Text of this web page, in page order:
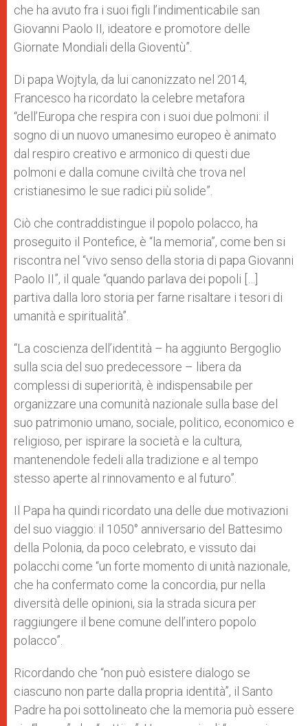
che ha avuto fra i suoi figli l’indimenticabile san
Giovanni Paolo II, ideatore e promotore delle
Giornate Mondiali della Gioventù”.
Di papa Wojtyla, da lui canonizzato nel 2014,
Francesco ha ricordato la celebre metafora
“dell’Europa che respira con i suoi due polmoni: il
sogno di un nuovo umanesimo europeo è animato
dal respiro creativo e armonico di questi due
polmoni e dalla comune civiltà che trova nel
cristianesimo le sue radici più solide”.
Ciò che contraddistingue il popolo polacco, ha
proseguito il Pontefice, è “la memoria”, come ben si
riscontra nel “vivo senso della storia di papa Giovanni
Paolo II”, il quale “quando parlava dei popoli […]
partiva dalla loro storia per farne risaltare i tesori di
umanità e spiritualità”.
“La coscienza dell’identità – ha aggiunto Bergoglio
sulla scia del suo predecessore – libera da
complessi di superiorità, è indispensabile per
organizzare una comunità nazionale sulla base del
suo patrimonio umano, sociale, politico, economico e
religioso, per ispirare la società e la cultura,
mantenendole fedeli alla tradizione e al tempo
stesso aperte al rinnovamento e al futuro”.
Il Papa ha quindi ricordato una delle due motivazioni
del suo viaggio: il 1050° anniversario del Battesimo
della Polonia, da poco celebrato, e vissuto dai
polacchi come “un forte momento di unità nazionale,
che ha confermato come la concordia, pur nella
diversità delle opinioni, sia la strada sicura per
raggiungere il bene comune dell’intero popolo
polacco”.
Ricordando che “non può esistere dialogo se
ciascuno non parte dalla propria identità”, il Santo
Padre ha poi sottolineato che la memoria può essere